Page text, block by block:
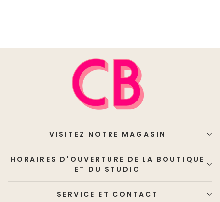
VISITEZ NOTRE MAGASIN
HORAIRES D'OUVERTURE DE LA BOUTIQUE
ET DU STUDIO
SERVICE ET CONTACT